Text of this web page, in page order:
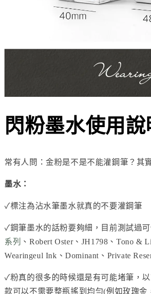
閃粉墨水使用說
常有人問：金粉是不是不能灌鋼筆？其
墨水：
✓標注為沾水筆墨水就真的不要灌鋼筆
✓鋼筆墨水的話粉要夠細，目前測試過
系列
、 Robert Oster、 JH1798 、Tono &
Wearingeul Ink 、Dominant、Private
✓粉真的很多的時候還是有可能堵筆，
款可以不需要整瓶搖到均勻(例如玫瑰